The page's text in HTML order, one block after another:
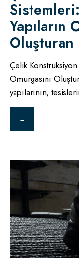
Yapıların
Çelik
Omurgasını
yapılarının,
→